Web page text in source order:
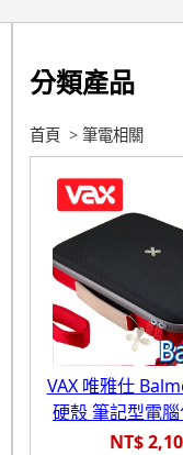
分類產品
首頁 > 筆電相關
VAX 唯雅仕
硬殼 筆記型電
NT$